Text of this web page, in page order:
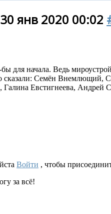
30 янв 2020 00:02
для начала. Ведь
сказали: Семён Внемлющий,
, Галина Евстигнеева, Андрей
Войти , чтобы
за всё!